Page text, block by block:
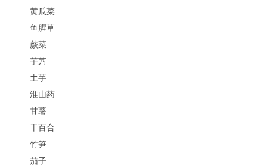
黄瓜菜
鱼腥草
蕨菜
芋艿
土芋
淮山药
甘薯
干百合
竹笋
茄子